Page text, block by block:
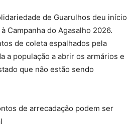
de Guarulhos deu início
Campanha do Agasalho 2026.
de coleta espalhados pela
a população a abrir os armários e
que não estão sendo
de arrecadação podem ser